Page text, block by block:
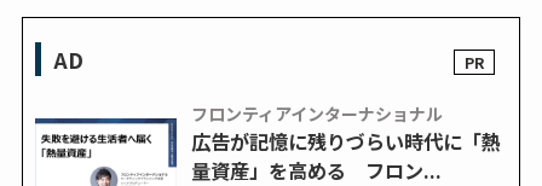
AD
フロンティアインターナショナル
広告が記憶に残りづらい時代に「熱
量資産」を高める フロン...